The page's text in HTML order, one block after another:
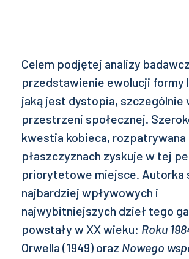
Celem podjętej analizy
przedstawienie ewolucji formy
jaką jest dystopia, szczególnie
przestrzeni społecznej.
kwestia kobieca, rozpatrywana
płaszczyznach zyskuje w tej
priorytetowe miejsce. Autorka
najbardziej wpływowych i
najwybitniejszych dzieł tego
powstały w XX wieku: Roku
Orwella (1949) oraz Nowego